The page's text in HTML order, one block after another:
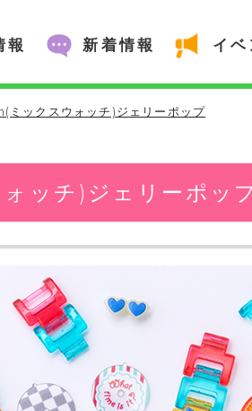
報 新着情報 イ
ックスウォッチ)ジェリーポップ
ッチ)ジェリーポッ